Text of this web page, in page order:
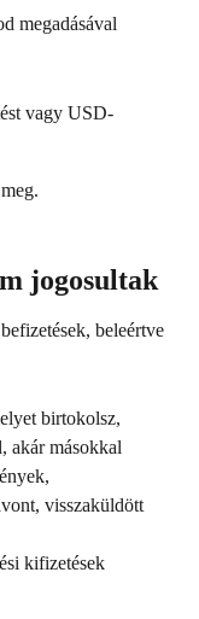
megadásával
vagy USD-
jogosultak
beleértve
birtokolsz,
akár másokkal
visszaküldött
kifizetések